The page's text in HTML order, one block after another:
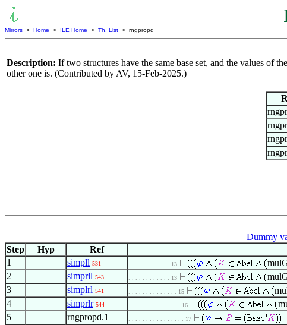
Mirrors > Home > ILE Home > Th. List > rngpropd
Description: If two structures have the same base set, and the values of
other one is. (Contributed by AV, 15-Feb-2025.)
Dummy
Step
Hyp Ref
1
simpll 531 . . . . . . . . . . . . 13
2
simprll 543 . . . . . . . . . . . . 13
3
simplrl 541 . . . . . . . . . . . . . . 15
4
simprlr 544 . . . . . . . . . . . . . . . 16
5
rngpropd.1 . . . . . . . . . . . . . . . . 17